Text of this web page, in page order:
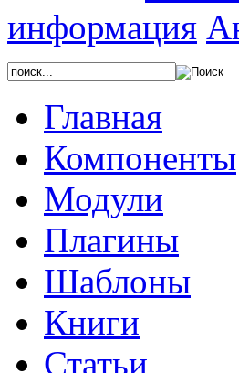
информация
Главная
Компоненты
Модули
Плагины
Шаблоны
Книги
Статьи